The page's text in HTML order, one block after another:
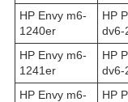
HP Envy m6-
1240er
HP
dv6-
HP Envy m6-
1241er
HP
dv6-
HP Envy m6-
HP